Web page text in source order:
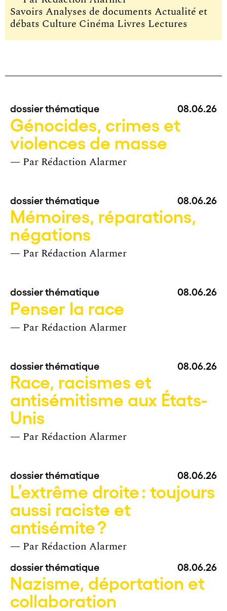
Savoirs Analyses de documents Actualité et
débats Culture Cinéma Livres Lectures
dossier thématique 08.06.26
Génocides, crimes et
violences de masse
— Par Rédaction Alarmer
dossier thématique 08.06.26
Mémoires, réparations,
négations
— Par Rédaction Alarmer
dossier thématique 08.06.26
Penser la race
— Par Rédaction Alarmer
dossier thématique 08.06.26
Race, racismes et
antisémitisme aux États-
Unis
— Par Rédaction Alarmer
dossier thématique 08.06.26
L’extrême droite : toujours
aussi raciste et
antisémite ?
— Par Rédaction Alarmer
dossier thématique 08.06.26
Nazisme, déportation et
collaboration